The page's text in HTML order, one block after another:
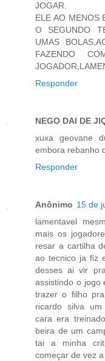
JOGAR.
ELE AO MENOS
O SEGUNDO
UMAS
FAZENDO
Responder
NEGO DAI DE
xuxa geovane
embora rebanho
Responder
Anônimo 15 de
lamentavel
mais os
resar a cartilha
ao tecnico ja fiz
desses ai vir
assistindo o jogo
trazer o filho
ricardo silva um
cara era
beira de um
tai a minha
começar de vez